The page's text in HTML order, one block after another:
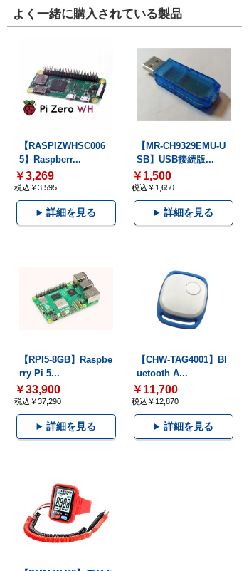
よく一緒に購入されている製品
【RASPIZWHSC006
5】Raspberr...
￥3,269
税込￥3,595
詳細を見る
【MR-CH9329EMU-U
SB】USB接続版...
￥1,500
税込￥1,650
詳細を見る
【RPI5-8GB】Raspbe
rry Pi 5...
￥33,900
税込￥37,290
詳細を見る
【CHW-TAG4001】Bl
uetooth A...
￥11,700
税込￥12,870
詳細を見る